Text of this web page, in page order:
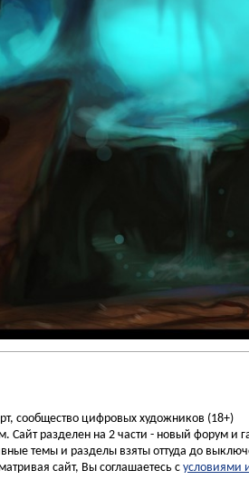
сообщество цифровых художников (18+)
разделен на 2 части - новый форум и
темы и разделы взяты оттуда до
сайт, Вы соглашаетесь с условиями